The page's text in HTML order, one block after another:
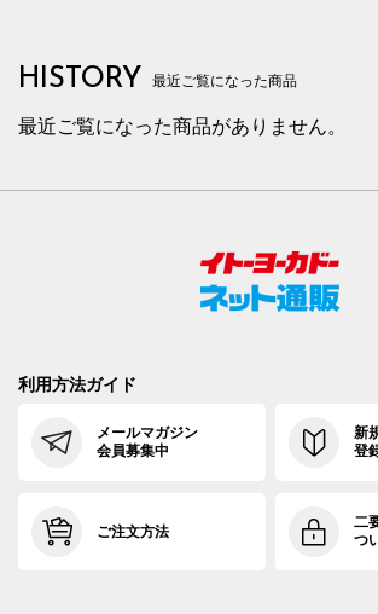
HISTORY 最近ご覧になった商品
最近ご覧になった商品がありません。
利用方法ガイド
メールマガジン
会員募集中
新
登
ご注文方法
二
つ